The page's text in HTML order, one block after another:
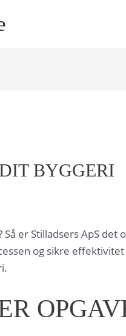
BYGGERI
er Stilladsers ApS det
og sikre